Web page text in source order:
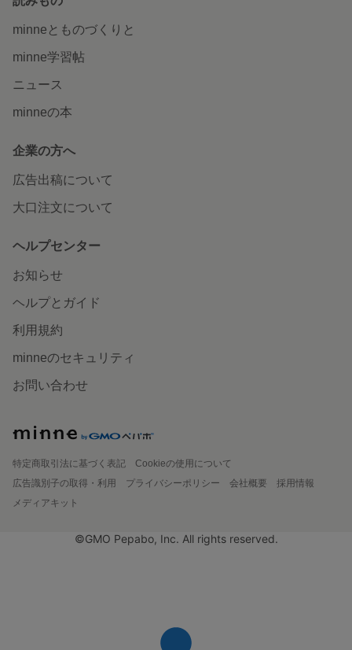
minneとものづくりと
minne学習帖
ニュース
minneの本
企業の方へ
広告出稿について
大口注文について
ヘルプセンター
お知らせ
ヘルプとガイド
利用規約
minneのセキュリティ
お問い合わせ
特定商取引法に基づく表記
Cookieの使用について
広告識別子の取得・利用
プライバシーポリシー 会社概要
採用情報
メディアキット
©GMO Pepabo, Inc. All rights reserved.